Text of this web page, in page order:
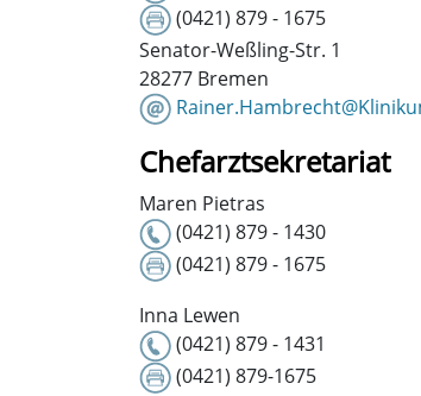
(0421) 879 - 1675
Senator-Weßling-Str. 1
28277 Bremen
Chefarztsekretariat
Maren Pietras
(0421) 879 - 1430
(0421) 879 - 1675
Inna Lewen
(0421) 879 - 1431
(0421) 879-1675